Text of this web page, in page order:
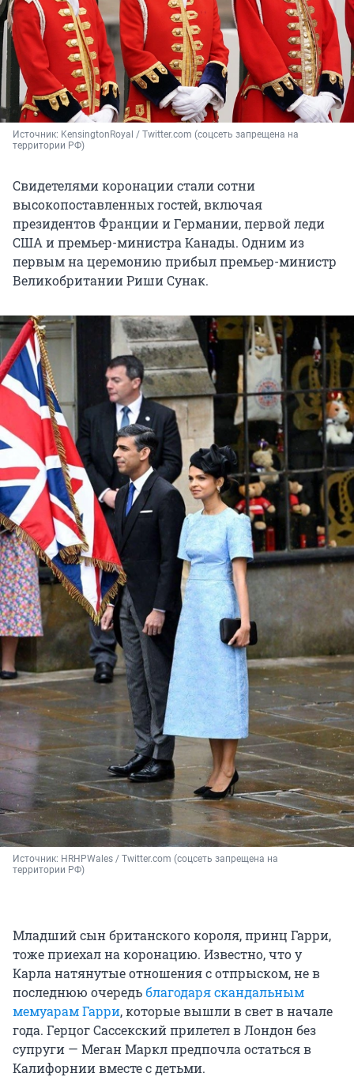
Источник: KensingtonRoyal / Twitter.com (соцсеть запрещена на
территории РФ)
Свидетелями коронации стали сотни
высокопоставленных гостей, включая
президентов Франции и Германии, первой леди
США и премьер-министра Канады. Одним из
первым на церемонию прибыл премьер-министр
Великобритании Риши Сунак.
Источник: HRHPWales / Twitter.com (соцсеть запрещена на
территории РФ)
Младший сын британского короля, принц Гарри,
тоже приехал на коронацию. Известно, что у
Карла натянутые отношения с отпрыском, не в
последнюю очередьблагодаря скандальным
мемуарам Гарри, которые вышли в свет в начале
года. Герцог Сассекский прилетел в Лондон без
супруги — Меган Маркл предпочла остаться в
Калифорнии вместе с детьми.